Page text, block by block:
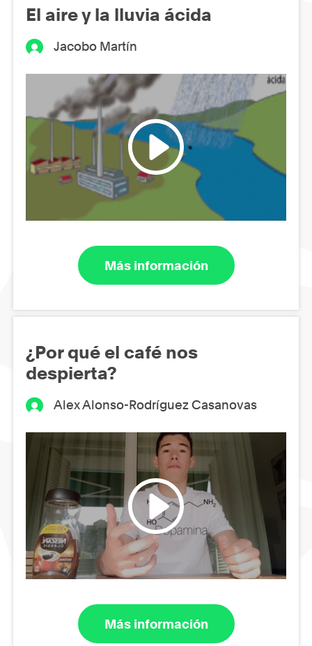
El aire y la lluvia ácida
Jacobo Martín
Más información
¿Por qué el café nos
despierta?
Alex Alonso-Rodríguez Casanovas
Más información